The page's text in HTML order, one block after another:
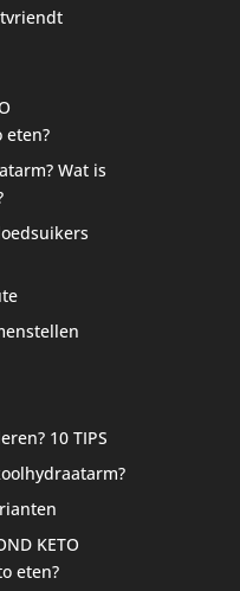
eten?
Wat is
10 TIPS
KETO
eten?